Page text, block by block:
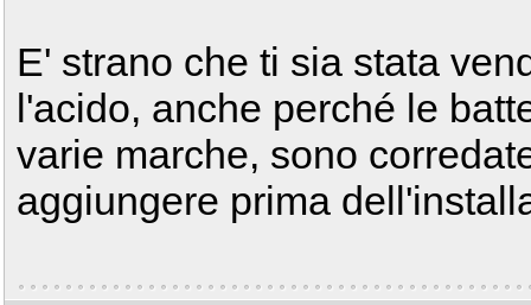
E' strano che ti sia stata
l'acido, anche perché le
varie marche, sono
aggiungere prima